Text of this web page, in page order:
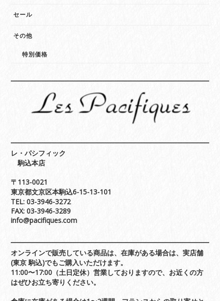
セール
その他
特別価格
レ・パシフィック
駒込本店
〒113-0021
東京都文京区本駒込6-15-13-101
TEL: 03-3946-3272
FAX: 03-3946-3289
info@pacifiques.com
オンラインで販売している商品は、在庫がある場合は、実店舗
(東京 駒込)でもご購入いただけます。
11:00〜17:00（土日定休）営業しておりますので、お近くの方
はぜひお立ち寄りください。